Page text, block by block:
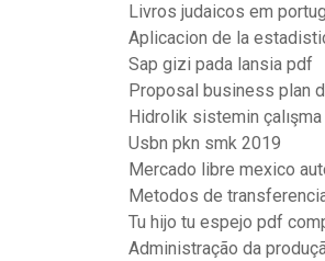
Livros judaicos em
Aplicacion de la
Sap gizi pada lansia pdf
Proposal business plan
Hidrolik sistemin
Usbn pkn smk 2019
Mercado libre mexico
Metodos de
Tu hijo tu espejo pdf
Administração da